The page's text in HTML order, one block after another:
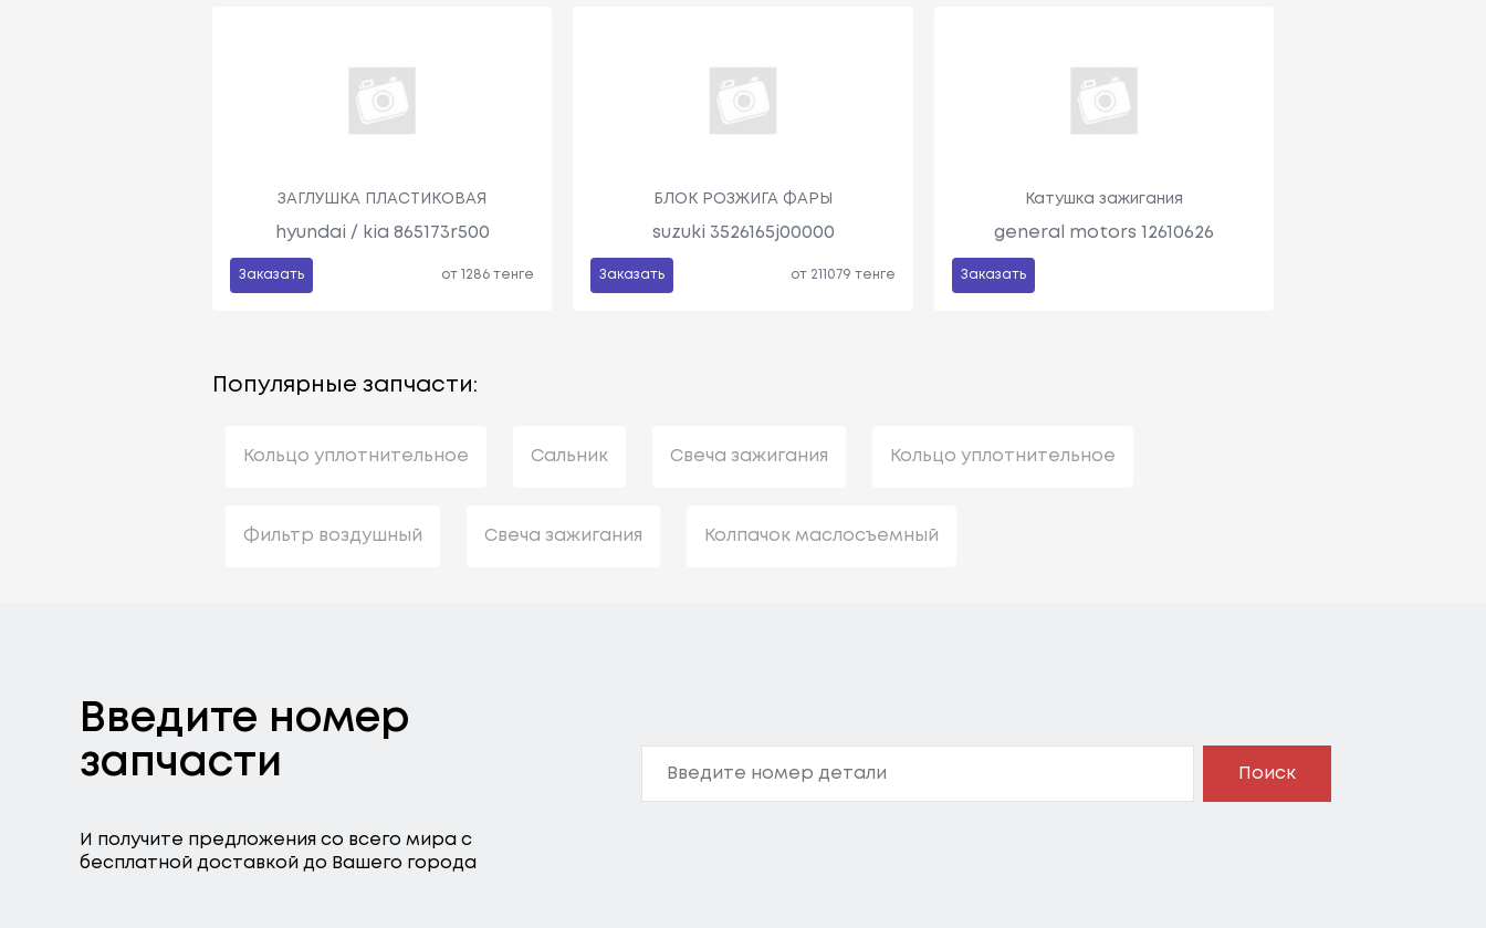
ЗАГЛУШКА ПЛАСТИКОВАЯ
hyundai / kia 865173r500
Заказать от 1286 тенге
БЛОК РОЗЖИГА ФАРЫ
suzuki 3526165j00000
Заказать от 211079 тенге
Катушка зажигания
general motors 12610626
Заказать
Популярные запчасти:
Кольцо уплотнительное Сальник Свеча зажигания Кольцо уплотнительное
Фильтр воздушный Свеча зажигания Колпачок маслосъемный
Введите номер
запчасти
И получите предложения со всего мира с
бесплатной доставкой до Вашего города
Поиск